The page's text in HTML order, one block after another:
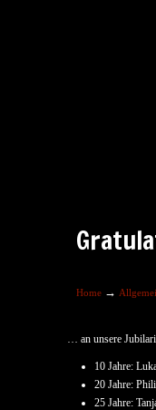
Home →
… an unsere
10 Jahre:
20 Jahre:
25 Jahre: